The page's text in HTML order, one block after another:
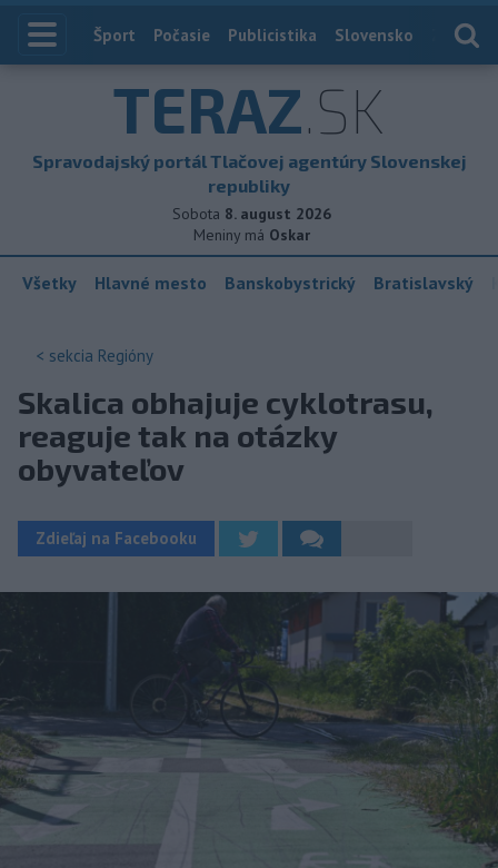
Index
Šport Počasie Publicistika Slovensko
TERAZ.SK
Spravodajský portál Tlačovej agentúry Slovenskej
republiky
Sobota 8. august 2026
Meniny má Oskar
Všetky Hlavné mesto Banskobystrický Bratislavský
< sekcia Regióny
Skalica obhajuje cyklotrasu,
reaguje tak na otázky
obyvateľov
Zdieľaj na Facebooku